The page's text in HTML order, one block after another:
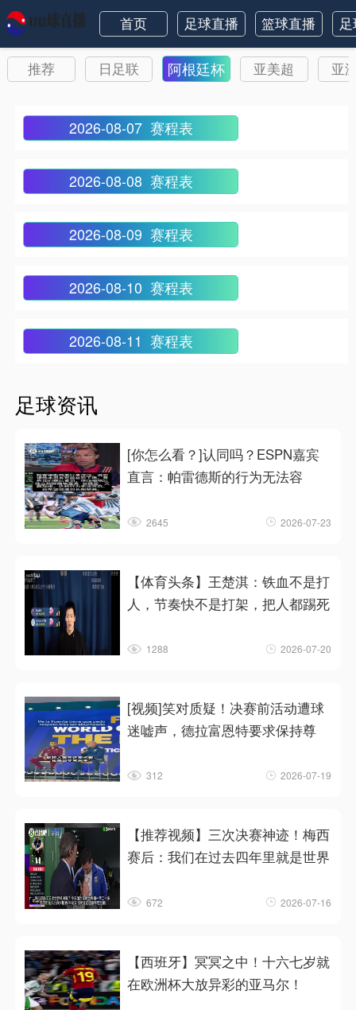
首页 足球直播 篮球直播
推荐 日足联 阿根廷杯 亚美超 亚
2026-08-07 赛程表
2026-08-08 赛程表
2026-08-09 赛程表
2026-08-10 赛程表
2026-08-11 赛程表
足球资讯
[你怎么看？]认同吗？ESPN嘉宾
直言：帕雷德斯的行为无法容
2645 2026-07-23
【体育头条】王楚淇：铁血不是打
人，节奏快不是打架，把人都踢死
1288 2026-07-20
[视频]笑对质疑！决赛前活动遭球
迷嘘声，德拉富恩特要求保持尊
312 2026-07-19
【推荐视频】三次决赛神迹！梅西
赛后：我们在过去四年里就是世界
672 2026-07-16
【西班牙】冥冥之中！十六七岁就
在欧洲杯大放异彩的亚马尔！